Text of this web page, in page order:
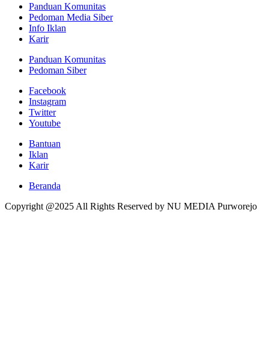
Panduan Komunitas
Pedoman Media Siber
Info Iklan
Karir
Panduan Komunitas
Pedoman Siber
Facebook
Instagram
Twitter
Youtube
Bantuan
Iklan
Karir
Beranda
Copyright @2025 All Rights Reserved by NU MEDIA Purworejo